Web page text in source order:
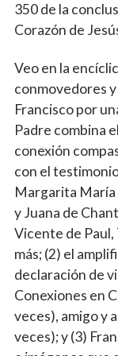
350 de la
Corazón de
Veo en la
conmovedores
Francisco por
Padre combina
conexión
con el
Margarita María
y Juana de
Vicente de Paul,
más; (2) el
declaración de
Conexiones en
veces), amigo y
veces); y (3)